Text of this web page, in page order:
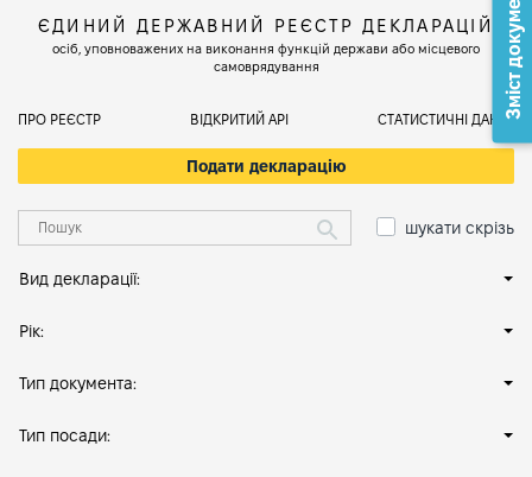
ЄДИНИЙ ДЕРЖАВНИЙ РЕЄСТР ДЕКЛАРАЦІЙ
осіб, уповноважених на виконання функцій держави або місцевого
самоврядування
ПРО РЕЄСТР ВІДКРИТИЙ АРІ СТАТИСТИЧНІ ДАНІ
Подати декларацію
шукати скрізь
Вид декларації:
Рік:
Тип документа:
Тип посади:
Зміст документа